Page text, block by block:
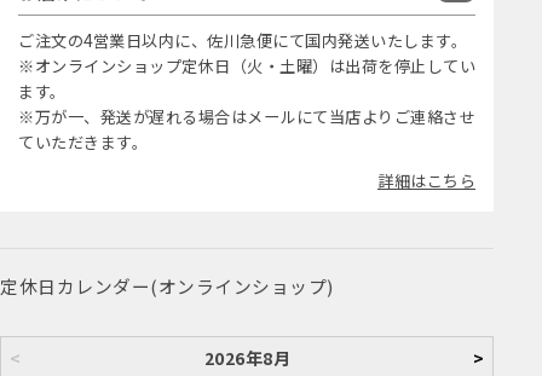
ご注文の4営業日以内に、佐川急便にて国内発送いたします。
※オンラインショップ定休日（火・土曜）は出荷を停止してい
ます。
※万が一、発送が遅れる場合はメールにて当店よりご連絡させ
ていただきます。
詳細はこちら
定休日カレンダー(オンラインショップ)
< 2026年8月 >